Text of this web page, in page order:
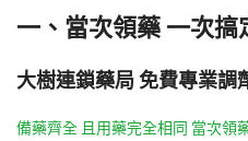
一、當次領藥 一次搞
大樹連鎖藥局 免費專業調
備藥齊全 且用藥完全相同 當次領